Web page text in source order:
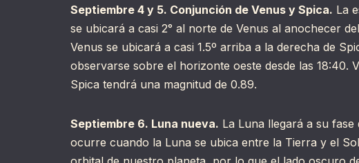
Septiembre 4 y 5. Conjunción de Venus y Spica. La
se ubicará a casi 2° al norte de Venus al anochecer
Venus se ubicará a casi 1.5º arriba a la derecha de
observarse sobre el horizonte oeste desde las 18:40.
Spica tendrá una magnitud de 0.89.
Septiembre 6. Luna nueva. La Luna llegará a su fase
ocurre cuando la Luna se ubica entre la Tierra y el